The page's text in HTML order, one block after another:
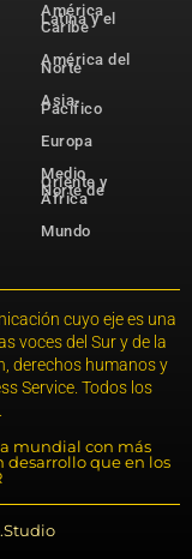
América
Latina y el
Caribe
América del
Norte
Asia-
Pacífico
Europa
Medio
Oriente y
Norte de
África
Mundo
cuyo eje es una
voces del Sur y de la
derechos humanos y
Service. Todos los
mundial con más
desarrollo que en los